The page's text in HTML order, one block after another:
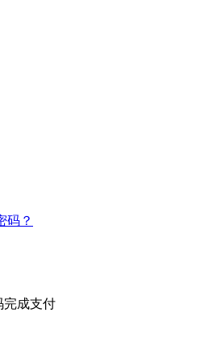
码？
完成支付